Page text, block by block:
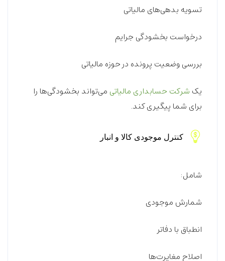
تسویه بدهی‌های مالیاتی
درخواست بخشودگی جرایم
بررسی وضعیت پرونده در حوزه مالیاتی
یک شرکت حسابداری مالیاتی می‌تواند بخشودگی‌ها را
برای شما پیگیری کند.
کنترل موجودی کالا و انبار
شامل:
شمارش موجودی
انطباق با دفاتر
اصلاح مغایرت‌ها